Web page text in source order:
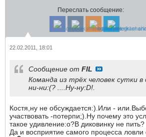
Переслать сообщение:
22.02.2011, 18:01
Сообщение от FIL
Команда из трёх человек сутки
ни-ни:(? ....Ну-ну:D!.
Костя,ну не обсуждается:).Или -
участвовать -потерпи;).Ну почему это
такое удивление:o?В диковинку не пить?
Да и восприятие самого процесса